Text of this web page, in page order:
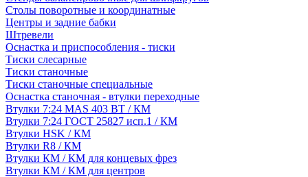
Столы поворотные и координатные
Центры и задние бабки
Штревели
Оснастка и приспособления - тиски
Тиски слесарные
Тиски станочные
Тиски станочные специальные
Оснастка станочная - втулки переходные
Втулки 7:24 MAS 403 BT / КМ
Втулки 7:24 ГОСТ 25827 исп.1 / КМ
Втулки HSK / КМ
Втулки R8 / КМ
Втулки КМ / КМ для концевых фрез
Втулки КМ / КМ для центров